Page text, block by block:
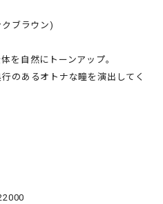
ブラウン)
を自然にトーンアップ。
のあるオトナな瞳を演出してく